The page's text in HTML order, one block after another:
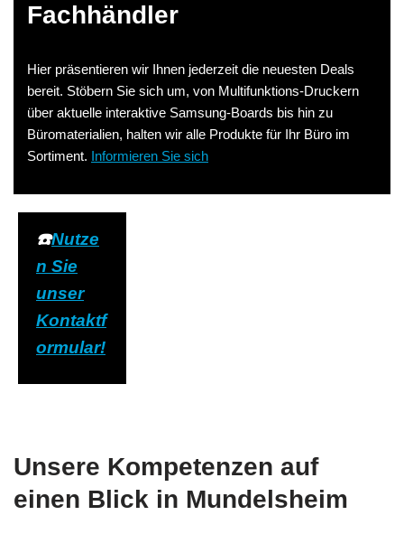
Fachhändler
Hier präsentieren wir Ihnen jederzeit die neuesten Deals
bereit. Stöbern Sie sich um, von Multifunktions-Druckern
über aktuelle interaktive Samsung-Boards bis hin zu
Büromaterialien, halten wir alle Produkte für Ihr Büro im
Sortiment. Informieren Sie sich
☎️Nutze
n Sie
unser
Kontaktf
ormular!
Unsere Kompetenzen auf
einen Blick in Mundelsheim